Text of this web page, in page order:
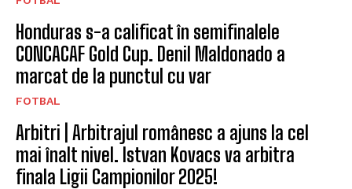
Honduras s-a calificat în semifinalele
CONCACAF Gold Cup. Denil Maldonado a
marcat de la punctul cu var
FOTBAL
Arbitri | Arbitrajul românesc a ajuns la cel
mai înalt nivel. Istvan Kovacs va arbitra
finala Ligii Campionilor 2025!